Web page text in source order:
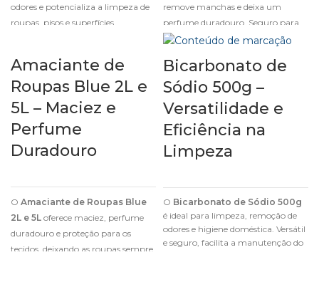
odores e potencializa a limpeza de
roupas, pisos e superfícies,
remove manchas e deixa um
perfume duradouro. Seguro para
roupas, pisos e superfícies.
Amaciante de
Roupas Blue 2L e
5L – Maciez e
Perfume
Duradouro
O Amaciante de Roupas Blue
2L e 5L oferece maciez, perfume
duradouro e proteção para os
tecidos, deixando as roupas sempre
Bicarbonato de
Sódio 500g –
Versatilidade e
Eficiência na
Limpeza
O Bicarbonato de Sódio 500g
é ideal para limpeza, remoção de
odores e higiene doméstica. Versátil
e seguro, facilita a manutenção do